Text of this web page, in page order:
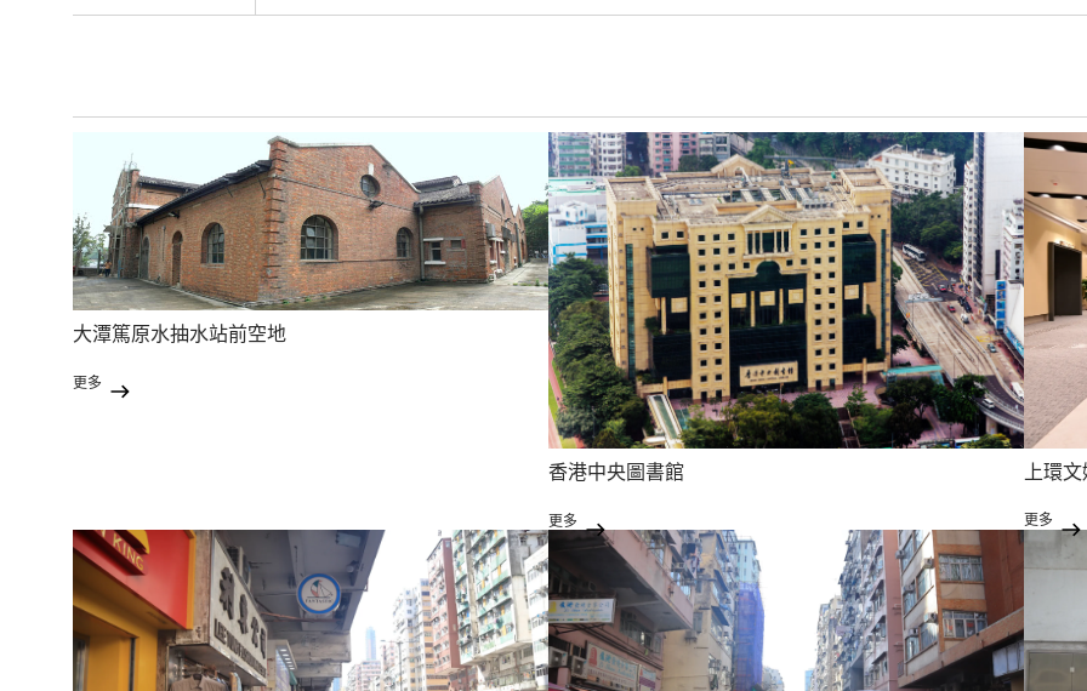
大潭篤原水抽水站前空地
更多
香港中央圖書館
更多
上環
更多